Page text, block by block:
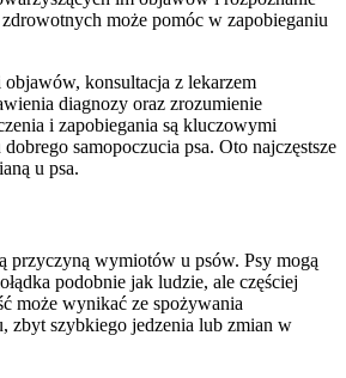
może pomóc w zapobieganiu
konsultacja z lekarzem
diagnozy oraz zrozumienie
i zapobiegania są kluczowymi
samopoczucia psa. Oto najczęstsze
u psa.
przyczyną wymiotów u psów. Psy mogą
podobnie jak ludzie, ale częściej
może wynikać ze spożywania
zbyt szybkiego jedzenia lub zmian w